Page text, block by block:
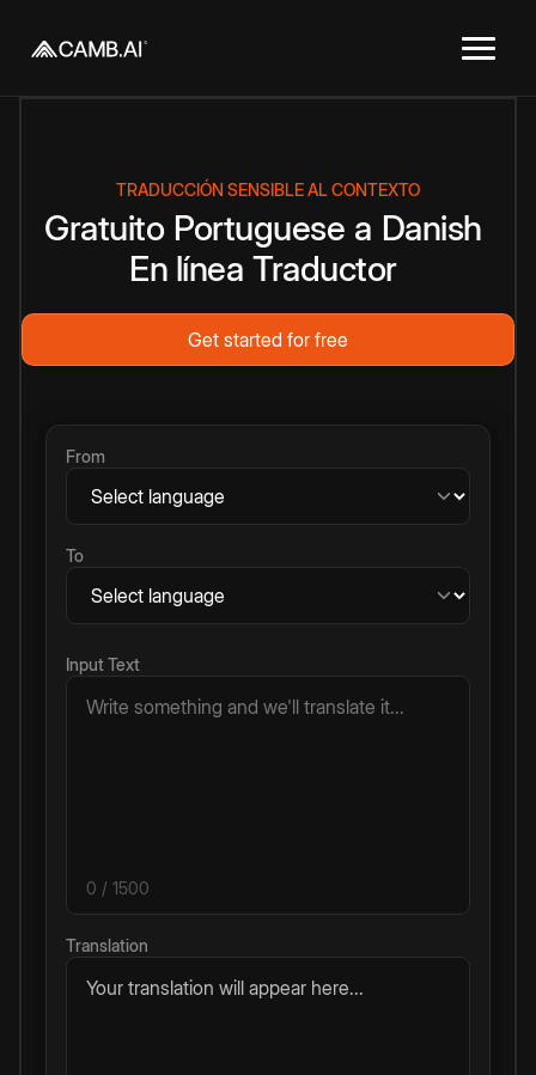
TRADUCCIÓN SENSIBLE AL CONTEXTO
Gratuito Portuguese a Danish
En línea Traductor
Get started for free
From
To
Input Text
0 / 1500
Translation
Your translation will appear here...